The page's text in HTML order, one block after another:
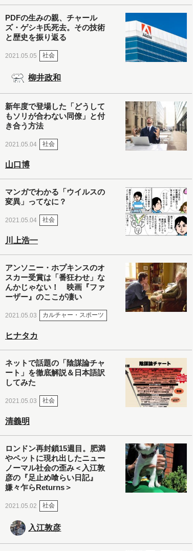
PDFの生みの親、チャール
ズ・ゲシキ氏死去。その技術
と歴史を振り返る
2021.05.05 社会
柳井政和
新年度で登場した「どうして
もソリが合わない同僚」と付
き合う方法
2021.05.04 社会
山口博
マンガでわかる「ウイルスの
変異」ってなに？
2021.05.04 社会
川上浩一
アンソニー・ホプキンスのオ
スカー受賞は「番狂わせ」な
んかじゃない！ 映画『ファ
ーザー』のここが凄い
2021.05.03 カルチャー・スポーツ
ヒナタカ
ネットで話題の「陰謀論チャ
ート」を徹底解説＆日本語訳
してみた
2021.05.03 社会
清義明
ロンドン再封鎖15週目。肥満
やペットに現れ出したニュー
ノーマル社会の歪み＜入江敦
彦の『足止め喰らい日記』
嫌々乍らReturns＞
2021.05.02 社会
入江敦彦